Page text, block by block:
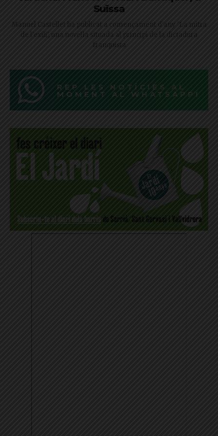
Suïssa
Manuel Castellet ha publicat a començament d'any 'La mitra
de l'exili', una novel·la situada al principi de la dictadura
franquista
REP LES NOTÍCIES AL
MOMENT AL WHATSAPP!